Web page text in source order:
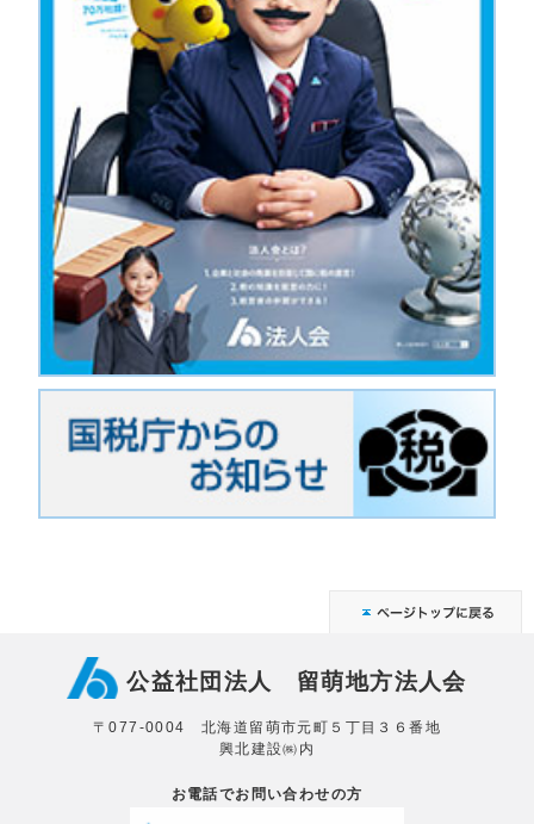
公益社団法人 留萌地方法人会
〒077-0004 北海道留萌市元町５丁目３６番地
興北建設㈱内
お電話でお問い合わせの方